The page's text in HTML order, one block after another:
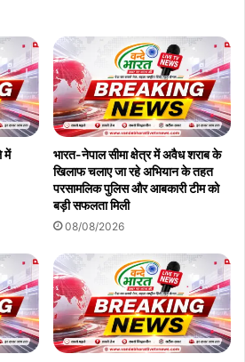
में
भारत-नेपाल सीमा क्षेत्र में अवैध शराब के
खिलाफ चलाए जा रहे अभियान के तहत
परसामलिक पुलिस और आबकारी टीम को
बड़ी सफलता मिली
08/08/2026